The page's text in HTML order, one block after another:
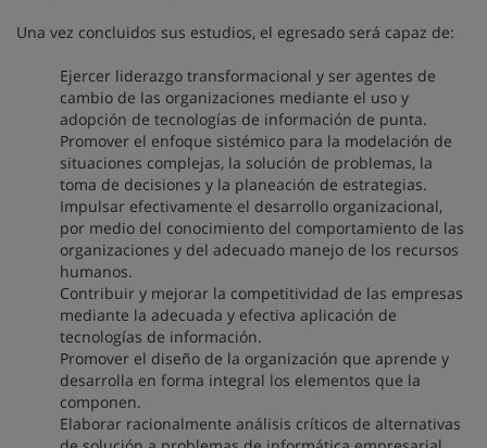
Una vez concluidos sus estudios, el egresado será capaz de:
Ejercer liderazgo transformacional y ser agentes de
cambio de las organizaciones mediante el uso y
adopción de tecnologías de información de punta.
Promover el enfoque sistémico para la modelación de
situaciones complejas, la solución de problemas, la
toma de decisiones y la planeación de estrategias.
Impulsar efectivamente el desarrollo organizacional,
por medio del conocimiento del comportamiento de las
organizaciones y del adecuado manejo de los recursos
humanos.
Contribuir y mejorar la competitividad de las empresas
mediante la adecuada y efectiva aplicación de
tecnologías de información.
Promover el diseño de la organización que aprende y
desarrolla en forma integral los elementos que la
componen.
Elaborar racionalmente análisis críticos de alternativas